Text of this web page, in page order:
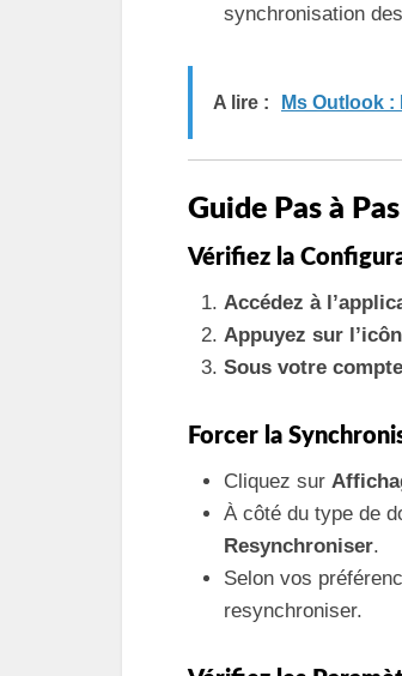
synchronisation
A lire : Ms Outlook
Guide Pas à
Vérifiez la
Accédez à
Appuyez sur
Sous votre
Forcer la
Cliquez sur
À côté du type de
Resynchroniser.
Selon vos
resynchroniser.